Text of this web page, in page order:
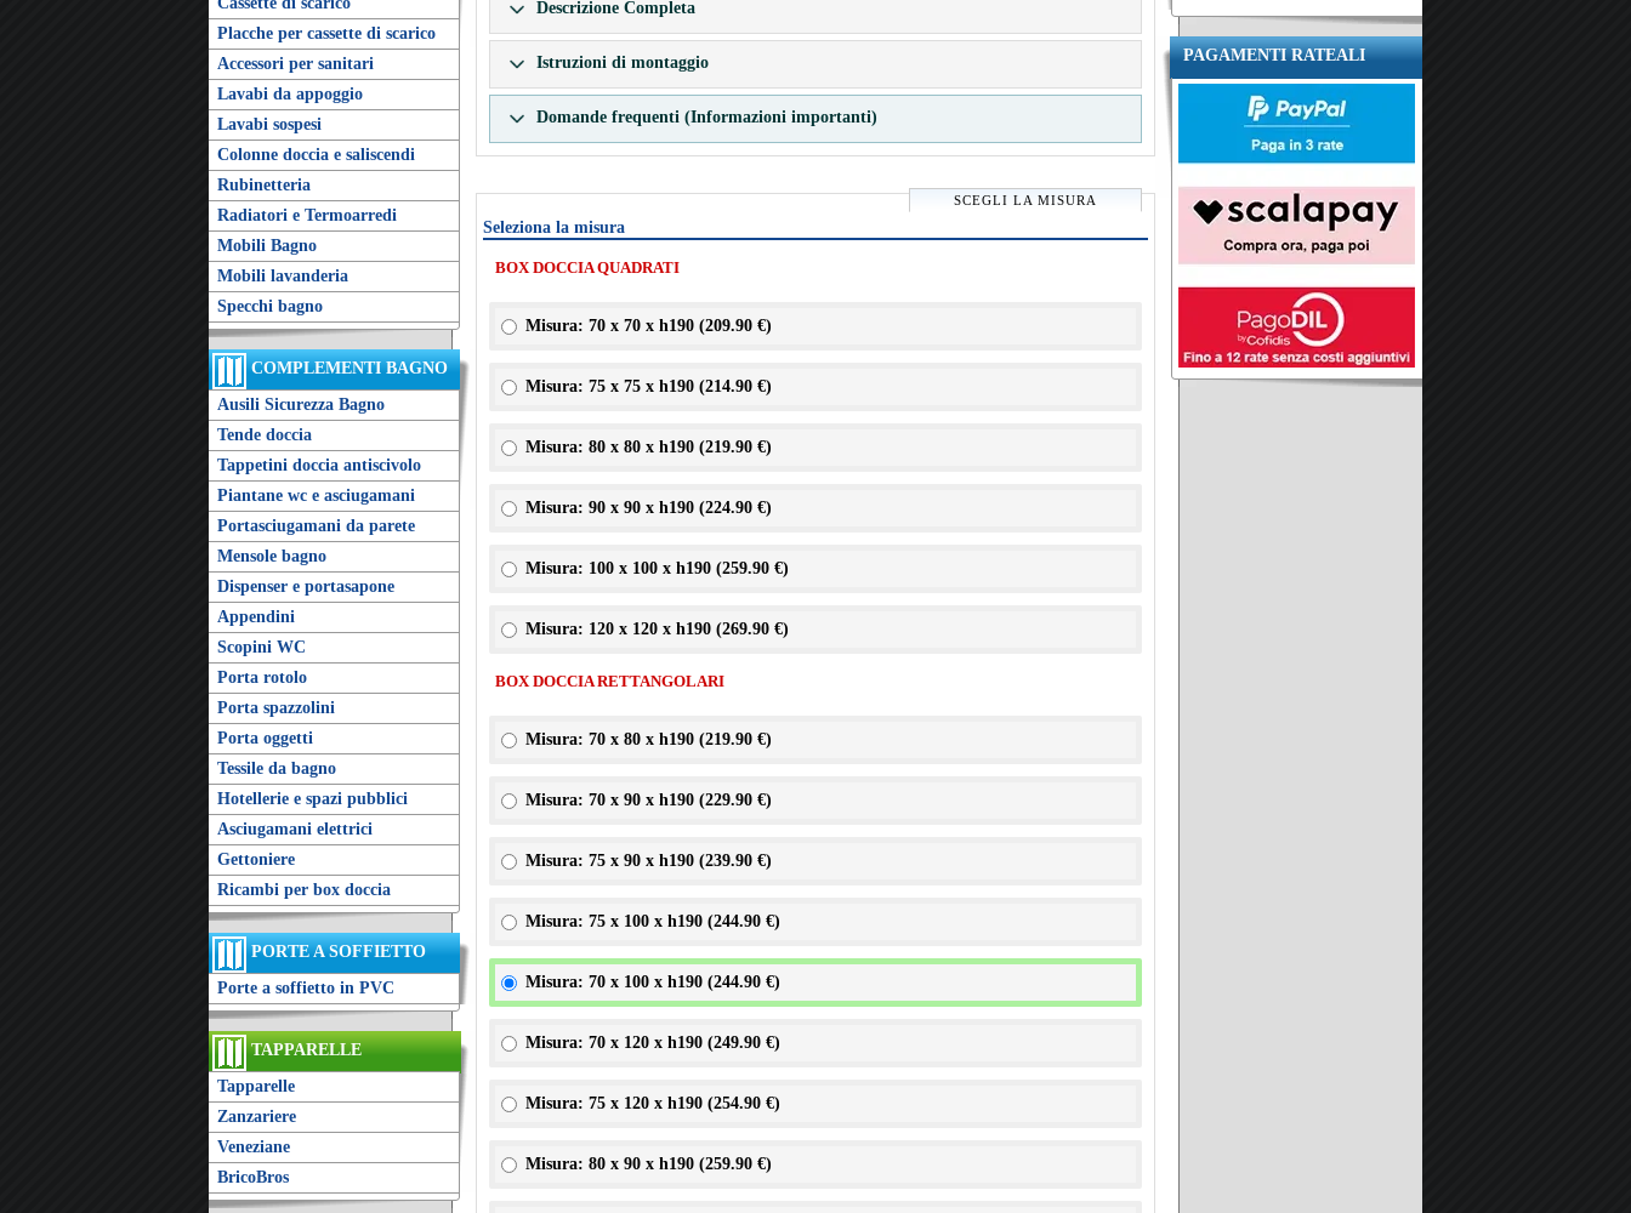
Placche per cassette di scarico
Accessori per sanitari
Lavabi da appoggio
Lavabi sospesi
Colonne doccia e saliscendi
Rubinetteria
Radiatori e Termoarredi
Mobili Bagno
Mobili lavanderia
Specchi bagno
COMPLEMENTI BAGNO
Ausili Sicurezza Bagno
Tende doccia
Tappetini doccia antiscivolo
Piantane wc e asciugamani
Portasciugamani da parete
Mensole bagno
Dispenser e portasapone
Appendini
Scopini WC
Porta rotolo
Porta spazzolini
Porta oggetti
Tessile da bagno
Hotellerie e spazi pubblici
Asciugamani elettrici
Gettoniere
Ricambi per box doccia
PORTE A SOFFIETTO
Porte a soffietto in PVC
TAPPARELLE
Tapparelle
Zanzariere
Veneziane
BricoBros
PAGAMENTI RATEALI
Descrizione Completa
Istruzioni di montaggio
Domande frequenti (Informazioni importanti)
SCEGLI LA MISURA
Seleziona la misura
BOX DOCCIA QUADRATI
Misura: 70 x 70 x h190 (209.90 €)
Misura: 75 x 75 x h190 (214.90 €)
Misura: 80 x 80 x h190 (219.90 €)
Misura: 90 x 90 x h190 (224.90 €)
Misura: 100 x 100 x h190 (259.90 €)
Misura: 120 x 120 x h190 (269.90 €)
BOX DOCCIA RETTANGOLARI
Misura: 70 x 80 x h190 (219.90 €)
Misura: 70 x 90 x h190 (229.90 €)
Misura: 75 x 90 x h190 (239.90 €)
Misura: 75 x 100 x h190 (244.90 €)
Misura: 70 x 100 x h190 (244.90 €)
Misura: 70 x 120 x h190 (249.90 €)
Misura: 75 x 120 x h190 (254.90 €)
Misura: 80 x 90 x h190 (259.90 €)